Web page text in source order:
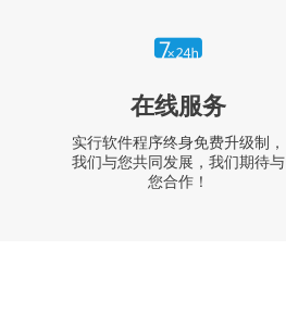
在线服务
实行软件程序终身免费升级制，
我们与您共同发展，我们期待与
您合作！